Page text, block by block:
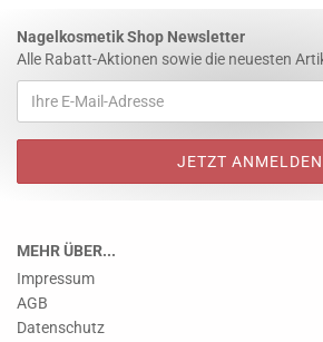
Nagelkosmetik Shop Newsletter
Alle Rabatt-Aktionen sowie die neuesten
MEHR ÜBER...
Impressum
AGB
Datenschutz